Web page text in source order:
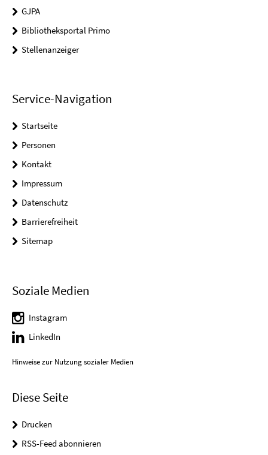
GJPA
Bibliotheksportal Primo
Stellenanzeiger
Service-Navigation
Startseite
Personen
Kontakt
Impressum
Datenschutz
Barrierefreiheit
Sitemap
Soziale Medien
Instagram
LinkedIn
Hinweise zur Nutzung sozialer Medien
Diese Seite
Drucken
RSS-Feed abonnieren